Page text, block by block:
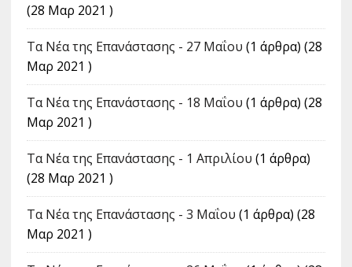
(28 Μαρ 2021 )
Τα Νέα της Επανάστασης - 27 Μαΐου (1 άρθρα) (28
Μαρ 2021 )
Τα Νέα της Επανάστασης - 18 Μαΐου (1 άρθρα) (28
Μαρ 2021 )
Τα Νέα της Επανάστασης - 1 Απριλίου (1 άρθρα)
(28 Μαρ 2021 )
Τα Νέα της Επανάστασης - 3 Μαΐου (1 άρθρα) (28
Μαρ 2021 )